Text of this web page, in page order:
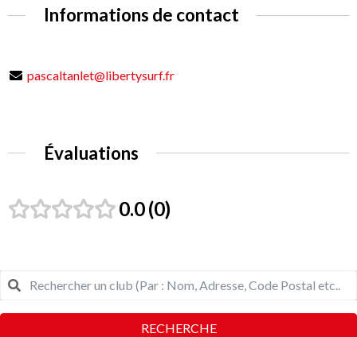
Informations de contact
pascaltanlet@libertysurf.fr
Évaluations
0.0 0
RECHERCHE